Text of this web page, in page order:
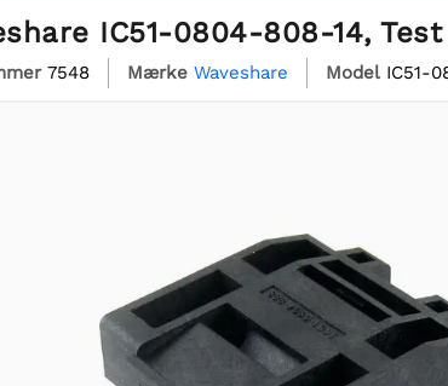
IC51-0804-808-14,
7548 Mærke Waveshare Model IC51-